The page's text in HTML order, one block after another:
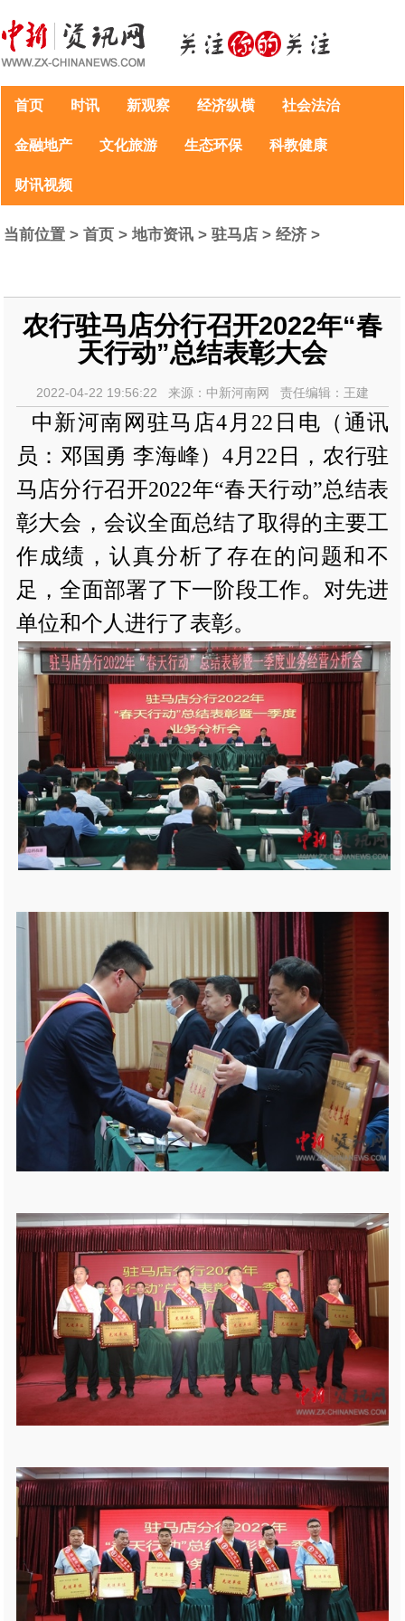
首页 时讯 新观察 经济纵横 社会法治
金融地产 文化旅游 生态环保 科教健康
财讯视频
当前位置 >首页 >地市资讯 >驻马店 >经济 >
农行驻马店分行召开2022年“春
天行动”总结表彰大会
2022-04-22 19:56:22 来源：中新河南网 责任编辑：王建
中新河南网驻马店4月22日电（通讯
员 ：邓国勇 李海峰）4月22日，农行驻
马店分行召开2022年“春天行动”总结表
彰大会，会议全面总结了取得的主要工
作成绩，认真分析了存在的问题和不
足，全面部署了下一阶段工作。对先进
单位和个人进行了表彰。